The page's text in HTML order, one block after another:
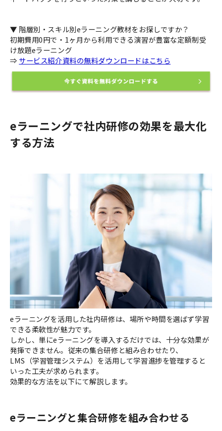
▼ 階層別・スキル別eラーニング教材をお探しですか？
初期費用0円で・1ヶ月から利用できる演習が豊富な定額制受
け放題eラーニング
⇒ サービス紹介資料の無料ダウンロードはこちら
eラーニングで社内研修の効果を最大化
する方法
eラーニングを活用した社内研修は、場所や時間を選ばず学習
できる柔軟性が魅力です。
しかし、単にeラーニングを導入するだけでは、十分な効果が
発揮できません。従来の集合研修と組み合わせたり、
LMS（学習管理システム）を活用して学習進捗を管理すると
いった工夫が求められます。
効果的な方法を以下にて解説します。
eラーニングと集合研修を組み合わせる